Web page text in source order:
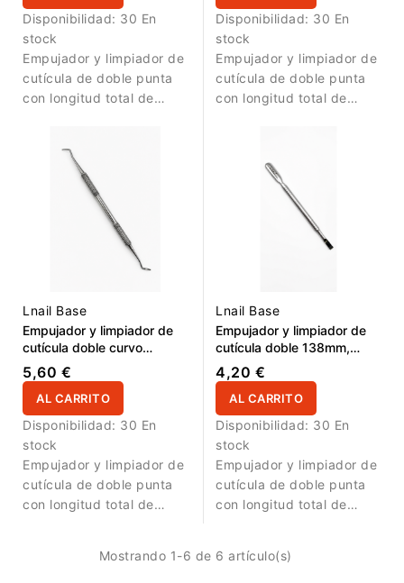
semipermanente.
Disponibilidad: 30 En
stock
Empujador y limpiador de
cutícula de doble punta
con longitud total de
precisión la zona de la
cutícula, laterales y áreas
pequeñas. La pala de
17mm ayuda a empujar
suavemente la cutícula y
preparar la placa
ungueal. Una herramienta
manicura profesional,
pedicura y preparación
antes de gel, acrílico,
polygel o
semipermanente.
Disponibilidad: 30 En
stock
Empujador y limpiador de
cutícula de doble punta
con longitud total de
zona de la cutícula,
laterales y áreas
estrechas. La pala de
16,5mm ayuda a empujar
práctica para manicura
profesional, pedicura y
preparación antes de gel,
acrílico, polygel o
semipermanente.
Lnail Base
Empujador y limpiador de
cutícula doble curvo
149mm, 8,5mm / 8mm
5,60 €
AL CARRITO
Disponibilidad: 30 En
stock
Empujador y limpiador de
cutícula de doble punta
con longitud total de
Las puntas curvas
Lnail Base
Empujador y limpiador de
cutícula doble 138mm,
parte recta 17mm / pala
28mm
4,20 €
AL CARRITO
Disponibilidad: 30 En
stock
Empujador y limpiador de
cutícula de doble punta
con longitud total de
precisión la zona de la
Mostrando 1-6 de 6 artículo(s)